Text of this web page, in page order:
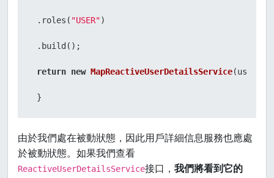
.roles( "USER")
.build();
return new MapReactiveUserDetailsService(user);
}
由於我們處在被動狀態，因此用戶詳細信息服務也應處
於被動狀態。如果我們查看
ReactiveUserDetailsService接口， 我們將看到它的